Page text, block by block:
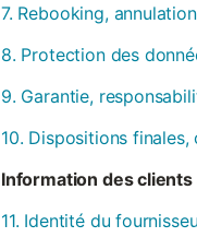
7. Rebooking,
8. Protection des
9. Garantie,
10. Dispositions
Information des
11. Identité du